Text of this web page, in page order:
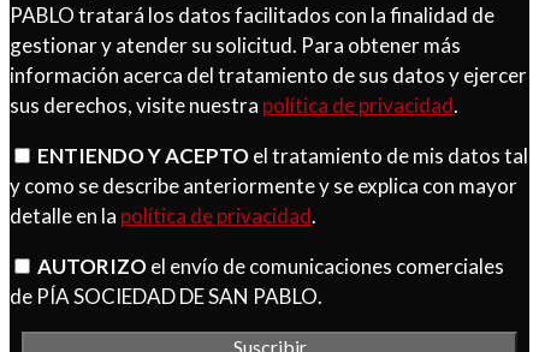
PABLO tratará los datos facilitados con la finalidad de
gestionar y atender su solicitud. Para obtener más
información acerca del tratamiento de sus datos y ejercer
sus derechos, visite nuestra política de privacidad.
ENTIENDO Y ACEPTOel tratamiento de mis datos tal
y como se describe anteriormente y se explica con mayor
detalle en la política de privacidad.
AUTORIZOel envío de comunicaciones comerciales
de PÍA SOCIEDAD DE SAN PABLO.